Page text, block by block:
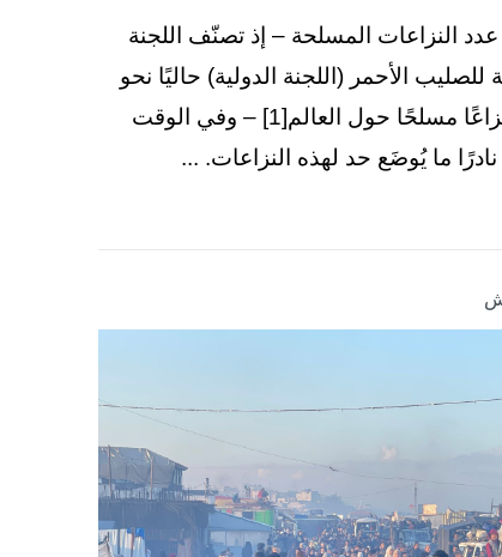
عدد النزاعات المسلحة – إذ تصنّف اللجنة
للصليب الأحمر (اللجنة الدولية) حاليًا نحو
130 نزاعًا مسلحًا حول العالم[1] – وفي الوقت
ما يُوضَع حد لهذه النزاعات. ...